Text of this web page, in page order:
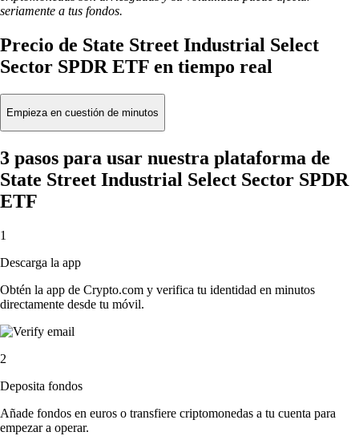
seriamente a tus fondos.
Precio de State Street Industrial Select
Sector SPDR ETF en tiempo real
Empieza en cuestión de minutos
3 pasos para usar nuestra plataforma de
State Street Industrial Select Sector SPDR
ETF
1
Descarga la app
Obtén la app de Crypto.com y verifica tu identidad en minutos
directamente desde tu móvil.
2
Deposita fondos
Añade fondos en euros o transfiere criptomonedas a tu cuenta para
empezar a operar.